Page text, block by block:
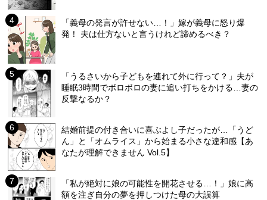
「義母の発言が許せない…！」嫁が義母に怒り爆
発！ 夫は仕方ないと言うけれど諦めるべき？
「うるさいから子どもを連れて外に行って？」夫が
睡眠3時間でボロボロの妻に追い打ちをかける…妻の
反撃なるか？
結婚前提の付き合いに喜ぶよし子だったが…「うど
ん」と「オムライス」から始まる小さな違和感【あ
なたが理解できません Vol.5】
「私が絶対に娘の可能性を開花させる…！」娘に高
額を注ぎ自分の夢を押しつけた母の大誤算